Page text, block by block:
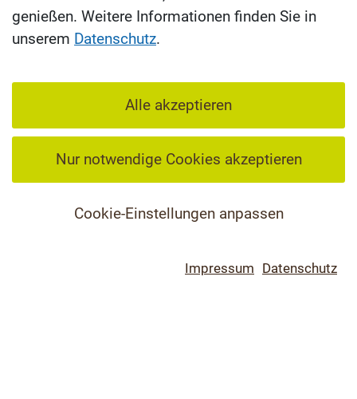
genießen. Weitere Informationen finden Sie in
unserem Datenschutz.
Alle akzeptieren
Nur notwendige Cookies akzeptieren
Cookie-Einstellungen anpassen
Impressum Datenschutz